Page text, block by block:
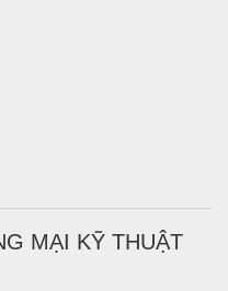
MẠI KỸ THUẬT